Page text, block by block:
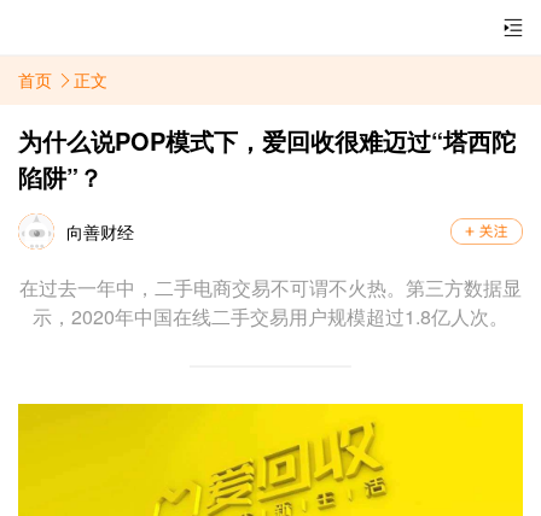
首页 正文
为什么说POP模式下，爱回收很难迈过“塔西陀
陷阱”？
向善财经
在过去一年中，二手电商交易不可谓不火热。第三方数据显
示，2020年中国在线二手交易用户规模超过1.8亿人次。